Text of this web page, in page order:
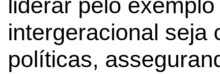
liderar pelo
intergeracional seja
políticas,